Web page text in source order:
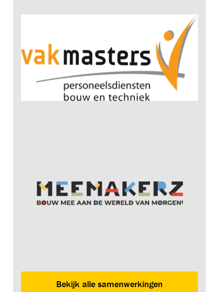
Bekijk alle samenwerkingen